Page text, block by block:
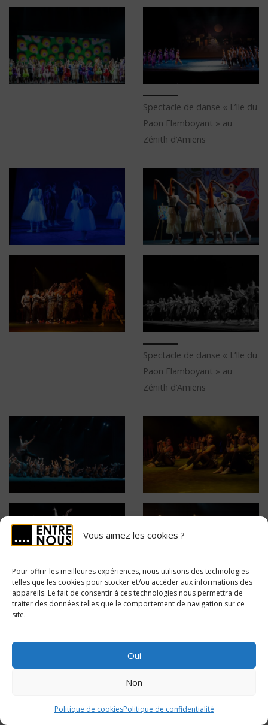
Vous aimez les cookies ?
Pour offrir les meilleures expériences, nous utilisons des technologies
telles que les cookies pour stocker et/ou accéder aux informations des
appareils. Le fait de consentir à ces technologies nous permettra de
traiter des données telles que le comportement de navigation sur ce
site.
Oui
Non
Politique de cookiesPolitique de confidentialité
Spectacle de danse « L’Ile du
Paon Flamboyant » au
Zénith d’Amiens
Spectacle de danse « L’Ile du
Paon Flamboyant » au
Zénith d’Amiens